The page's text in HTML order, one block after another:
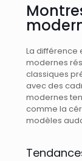
La différence
modernes
classiques
avec des
modernes
comme la
modèles